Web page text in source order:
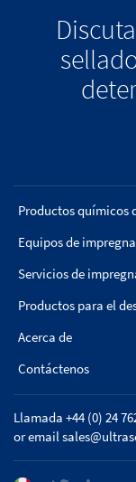
Productos químicos
Equipos de
Servicios de
Productos para el
Acerca de
Contáctenos
Llamada +44 (0) 24
or email